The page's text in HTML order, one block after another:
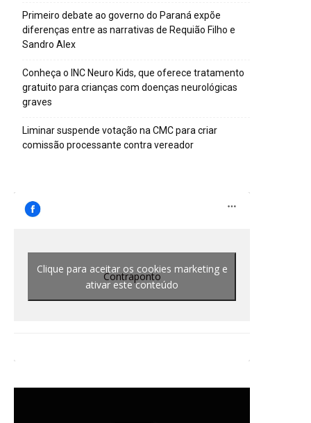
Primeiro debate ao governo do Paraná expõe
diferenças entre as narrativas de Requião Filho e
Sandro Alex
Conheça o INC Neuro Kids, que oferece tratamento
gratuito para crianças com doenças neurológicas
graves
Liminar suspende votação na CMC para criar
comissão processante contra vereador
Contraponto
Clique para aceitar os cookies marketing e
ativar este conteúdo